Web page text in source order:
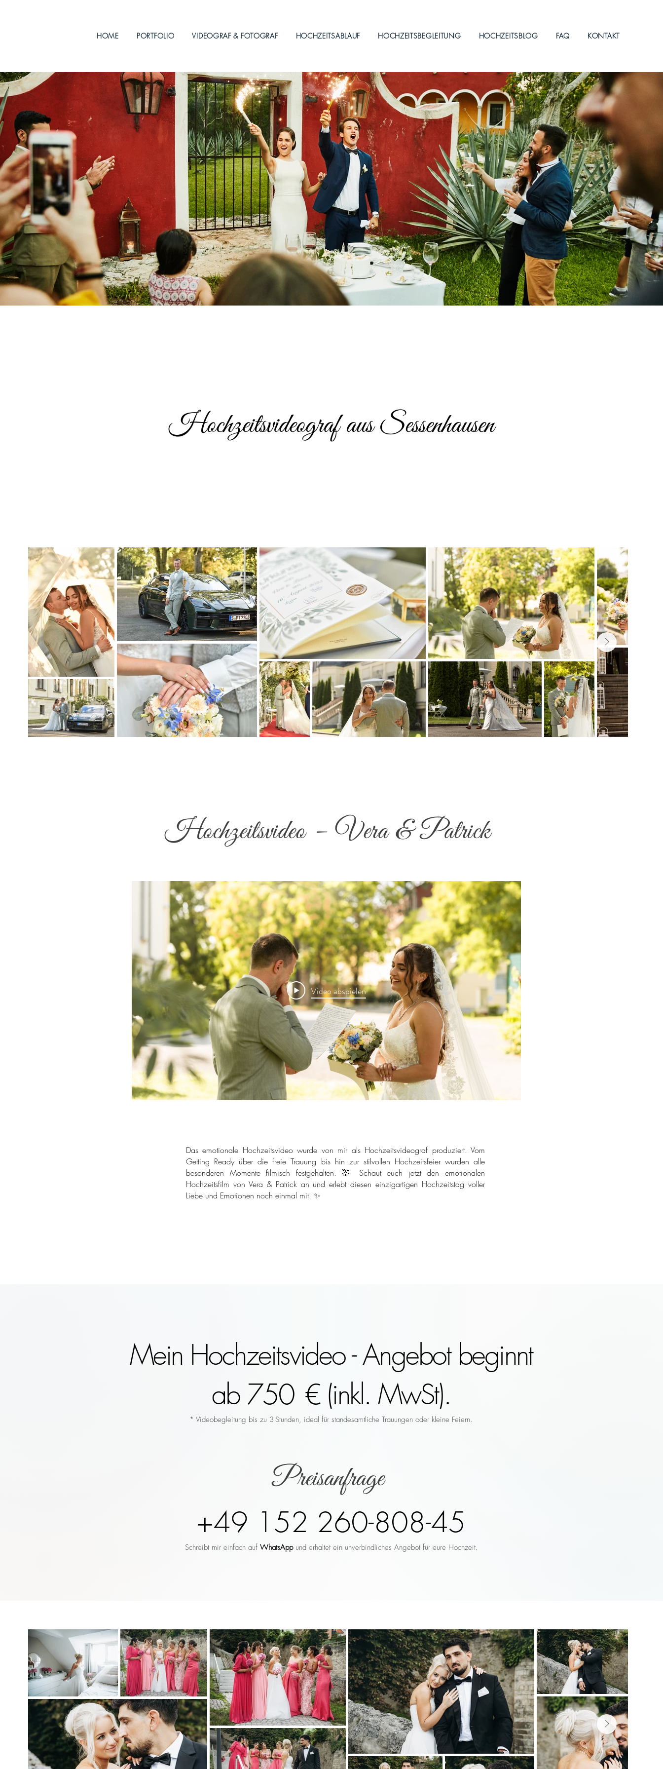
HOME PORTFOLIO VIDEOGRAF & FOTOGRAF HOCHZEITSABLAUF HOCHZEITSBEGLEITUNG HOCHZEITSBLOG FAQ KONTAKT
Hochzeitsvideograf aus Sessenhausen
Hochzeitsvideo – Vera & Patrick
Video abspielen
Das emotionale Hochzeitsvideo wurde von mir als Hochzeitsvideograf produziert. Vom
Getting Ready über die freie Trauung bis hin zur stilvollen Hochzeitsfeier wurden alle
besonderen Momente filmisch festgehalten. 💒 Schaut euch jetzt den emotionalen
Hochzeitsfilm von Vera & Patrick an und erlebt diesen einzigartigen Hochzeitstag voller
Liebe und Emotionen noch einmal mit. ✨
Mein Hochzeitsvideo - Angebot beginnt
ab 750 € (inkl. MwSt).
* Videobegleitung bis zu 3 Stunden, ideal für standesamtliche Trauungen oder kleine Feiern.
Preisanfrage
+49 152 260-808-45
Schreibt mir einfach auf WhatsAppund erhaltet ein unverbindliches Angebot für eure Hochzeit.